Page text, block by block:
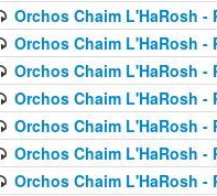
Orchos Chaim L'HaRosh -
Orchos Chaim L'HaRosh -
Orchos Chaim L'HaRosh -
Orchos Chaim L'HaRosh -
Orchos Chaim L'HaRosh -
Orchos Chaim L'HaRosh -
Orchos Chaim L'HaRosh -